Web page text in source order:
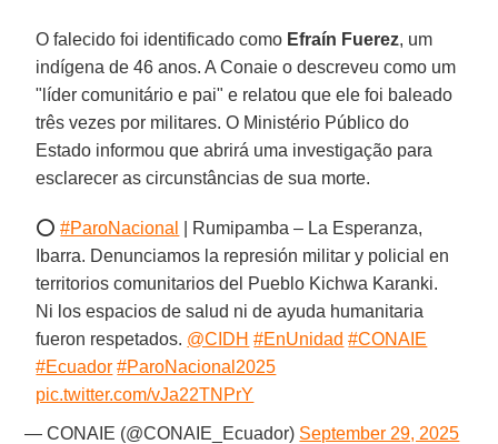
O falecido foi identificado como Efraín Fuerez, um
indígena de 46 anos. A Conaie o descreveu como um
"líder comunitário e pai" e relatou que ele foi baleado
três vezes por militares. O Ministério Público do
Estado informou que abrirá uma investigação para
esclarecer as circunstâncias de sua morte.
⭕#ParoNacional
| Rumipamba – La Esperanza,
Ibarra. Denunciamos la represión militar y policial en
territorios comunitarios del Pueblo Kichwa Karanki.
Ni los espacios de salud ni de ayuda humanitaria
fueron respetados. @CIDH #EnUnidad #CONAIE
#Ecuador #ParoNacional2025
pic.twitter.com/vJa22TNPrY
— CONAIE (@CONAIE_Ecuador) September 29, 2025